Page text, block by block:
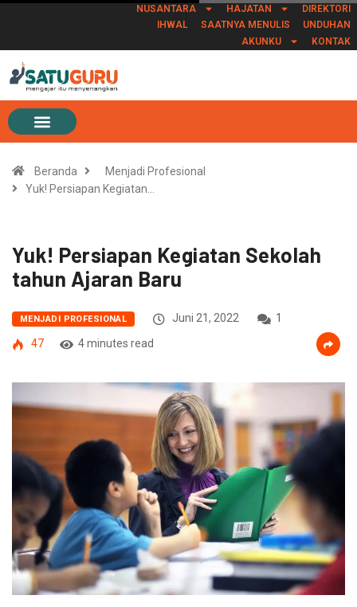
NUSANTARA HAJATAN
DIREKTORI
IHWAL
SAATNYA MENULIS
UNDUHAN
AKUNKU
KONTAK
Beranda
Menjadi Profesional
Yuk! Persiapan Kegiatan…
Yuk! Persiapan Kegiatan Sekolah
tahun Ajaran Baru
MENJADI PROFESIONAL Juni 21, 2022
1
47
4 minutes read